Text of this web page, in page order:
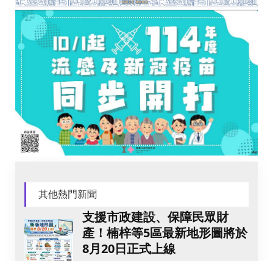
其他熱門新聞
支援市政建設、保障民眾財
產！楠梓等5區最新地形圖將於
8月20日正式上線